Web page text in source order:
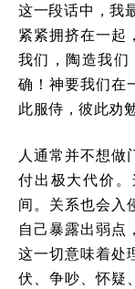
这一段话中，我
紧紧拥挤在一起
我们，陶造我们
确！神要我们
此服侍，彼此劝
人通常并不想做
付出极大代价
间。关系也会入
自己暴露出弱点
这一切意味着
伏、争吵、怀疑